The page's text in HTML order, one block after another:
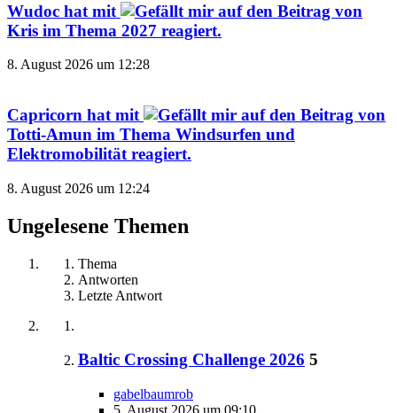
Wudoc hat mit
auf den Beitrag von
Kris im Thema 2027 reagiert.
8. August 2026 um 12:28
Capricorn hat mit
auf den Beitrag von
Totti-Amun im Thema Windsurfen und
Elektromobilität reagiert.
8. August 2026 um 12:24
Ungelesene Themen
Thema
Antworten
Letzte Antwort
Baltic Crossing Challenge 2026 5
gabelbaumrob
5. August 2026 um 09:10